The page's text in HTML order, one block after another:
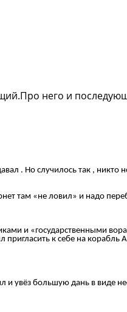
него и
. Но случилось так , никто
там «не ловил» и надо
и «государственными
к себе на корабль
увёз большую дань в виде